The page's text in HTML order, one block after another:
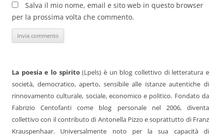
Salva il mio nome, email e sito web in questo browser
per la prossima volta che commento.
La poesia e lo spirito(Lpels) è un blog collettivo di letteratura e
società, democratico, aperto, sensibile alle istanze autentiche di
rinnovamento culturale, sociale, economico e politico. Fondato da
Fabrizio Centofanti come blog personale nel 2006, diventa
collettivo con il contributo di Antonella Pizzo e soprattutto di Franz
Krauspenhaar. Universalmente noto per la sua capacità di